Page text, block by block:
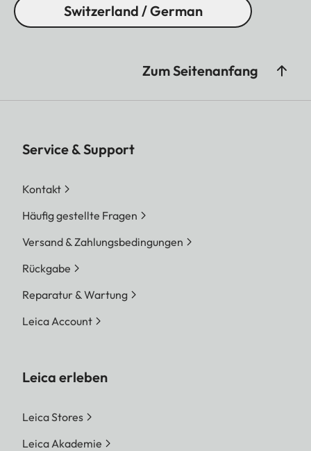
Switzerland / German
Zum Seitenanfang
Service & Support
Kontakt
Häufig gestellte Fragen
Versand & Zahlungsbedingungen
Rückgabe
Reparatur & Wartung
Leica Account
Leica erleben
Leica Stores
Leica Akademie